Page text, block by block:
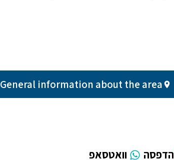
General information about the area - כרתים
הדפסה וואטסאפ